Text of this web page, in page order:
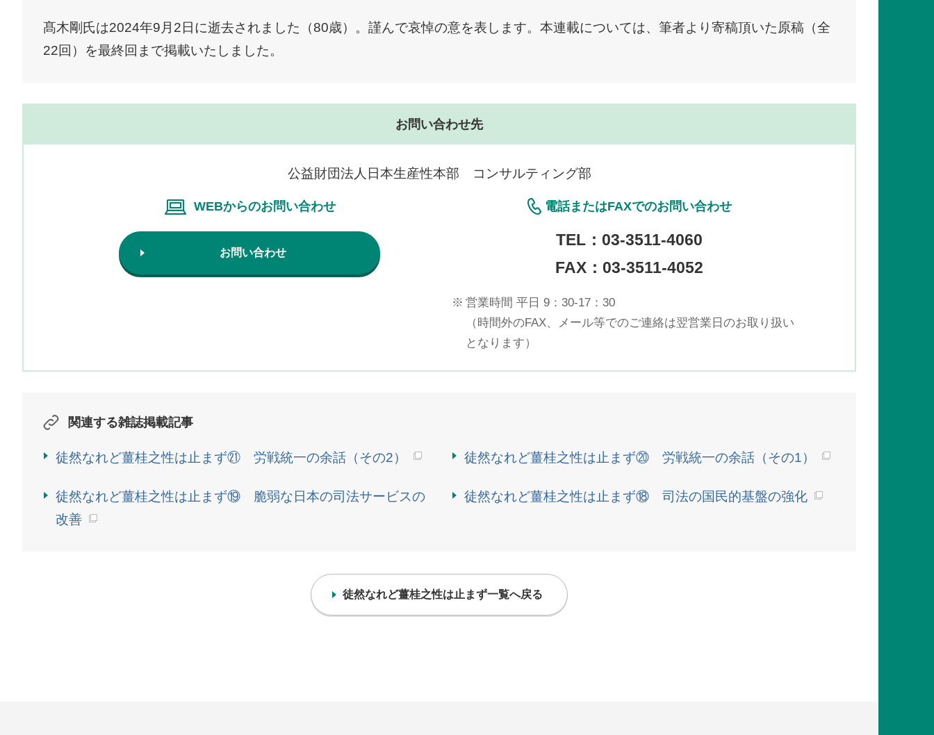
髙木剛氏は2024年9月2日に逝去されました（80歳）。謹んで哀悼の意を表します。本連載については、筆者より寄稿頂いた原稿（全
22回）を最終回まで掲載いたしました。
お問い合わせ先
公益財団法人日本生産性本部 コンサルティング部
WEBからのお問い合わせ
お問い合わせ
電話またはFAXでのお問い合わせ
TEL： 03-3511-4060
FAX：03-3511-4052
※ 営業時間 平日 9：30-17：30
（時間外のFAX、メール等でのご連絡は翌営業日のお取り扱い
となります）
関連する雑誌掲載記事
徒然なれど薑桂之性は止まず㉑ 労戦統一の余話（その2） 徒然なれど薑桂之性は止まず⑳ 労戦統一の余話（その1）
徒然なれど薑桂之性は止まず⑲ 脆弱な日本の司法サービスの
改善
徒然なれど薑桂之性は止まず⑱ 司法の国民的基盤の強化
徒然なれど薑桂之性は止まず一覧へ戻る